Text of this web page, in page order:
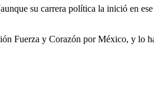
su carrera política la inició en
Fuerza y Corazón por México, y lo